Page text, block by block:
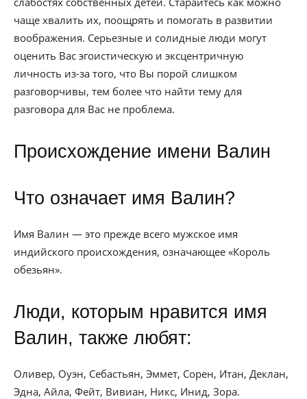
чаще хвалить их, поощрять и помогать в развитии
воображения. Серьезные и солидные люди могут
оценить Вас эгоистическую и эксцентричную
личность из-за того, что Вы порой слишком
разговорчивы, тем более что найти тему для
разговора для Вас не проблема.
Происхождение имени Валин
Что означает имя Валин?
Имя Валин — это прежде всего мужское имя
индийского происхождения, означающее «Король
обезьян».
Люди, которым нравится имя
Валин, также любят:
Оливер, Оуэн, Себастьян, Эммет, Сорен, Итан, Деклан,
Эдна, Айла, Фейт, Вивиан, Никс, Инид, Зора.